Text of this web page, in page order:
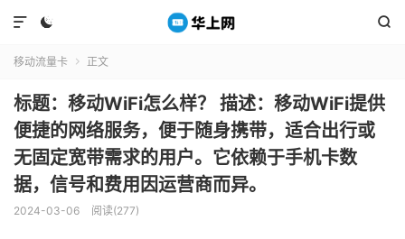
 

移动流量卡  正文
标题：移动WiFi怎么样？ 描述：移动WiFi提供
便捷的网络服务，便于随身携带，适合出行或
无固定宽带需求的用户。它依赖于手机卡数
据，信号和费用因运营商而异。
2024-03-06 阅读(277)